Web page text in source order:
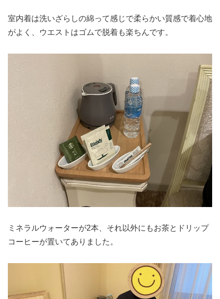
室内着は洗いざらしの綿って感じで柔らかい質感で着心地
がよく、ウエストはゴムで脱着も楽ちんです。
ミネラルウォーターが2本、それ以外にもお茶とドリップ
コーヒーが置いてありました。